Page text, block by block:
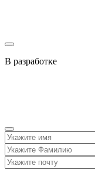
В разработке